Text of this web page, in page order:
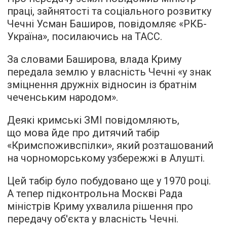
праці, зайнятості та соціального розвитку
Чечні Усман Баширов, повідомляє «РКБ-
Україна», посилаючись на ТАСС.
За словами Баширова, влада Криму
передала землю у власність Чечні «у знак
зміцнення дружніх відносин із братнім
чеченським народом».
Деякі кримські ЗМІ повідомляють,
що мова йде про дитячий табір
«Кримспоживспілки», який розташований
на чорноморському узбережжі в Алушті.
Цей табір було побудовано ще у 1970 році.
А тепер підконтрольна Москві Рада
міністрів Криму ухвалила рішення про
передачу об'єкта у власність Чечні.